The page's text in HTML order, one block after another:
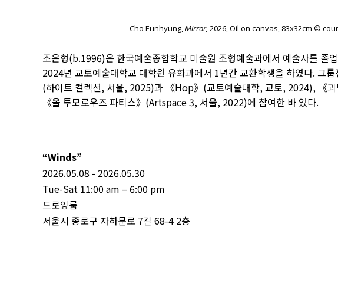
Cho Eunhyung,Mirror, 2026, Oil on canvas, 83x32cm ©
조은형(b.1996)은 한국예술종합학교 미술원 조형예술과에서 예술사를 졸
2024년 교토예술대학교 대학원 유화과에서 1년간 교환학생을 하였다. 그룹
(하이트 컬렉션, 서울, 2025)과 《Hop》(교토예술대학, 교토, 2024), 《
《올 투모로우즈 파티스》(Artspace 3, 서울, 2022)에 참여한 바 있다.
“Winds”
2026.05.08 - 2026.05.30
Tue-Sat 11:00 am – 6:00 pm
드로잉룸
서울시 종로구 자하문로 7길 68-4 2층